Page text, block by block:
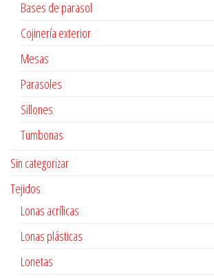
Bases de parasol
Cojinería exterior
Mesas
Parasoles
Sillones
Tumbonas
Sin categorizar
Tejidos
Lonas acrílicas
Lonas plásticas
Lonetas